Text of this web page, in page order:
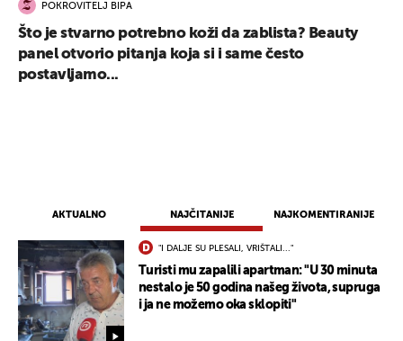
AKTUALNO NAJČITANIJE NAJKOMENTIRANIJE
"I DALJE SU PLESALI, VRIŠTALI..."
Turisti mu zapalili apartman: "U 30 minuta
nestalo je 50 godina našeg života, supruga
i ja ne možemo oka sklopiti"
POKROVITELJ BIPA
Što je stvarno potrebno koži da zablista? Beauty
panel otvorio pitanja koja si i same često
postavljamo...